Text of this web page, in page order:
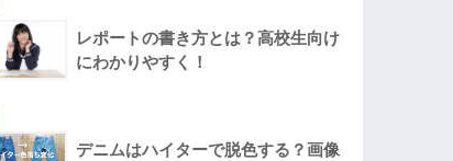
レポートの書き方とは？高校生向け
にわかりやすく！
デニムはハイターで脱色する？画像